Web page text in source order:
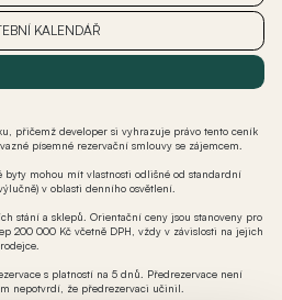
KALENDÁŘ
přičemž developer si vyhrazuje právo tento ceník
písemné rezervační smlouvy se zájemcem.
byty mohou mít vlastnosti odlišné od standardní
v oblasti denního osvětlení.
stání a sklepů. Orientační ceny jsou stanoveny pro
200 000 Kč včetně DPH, vždy v závislosti na jejich
s platností na 5 dnů. Předrezervace není
nepotvrdí, že předrezervaci učinil.